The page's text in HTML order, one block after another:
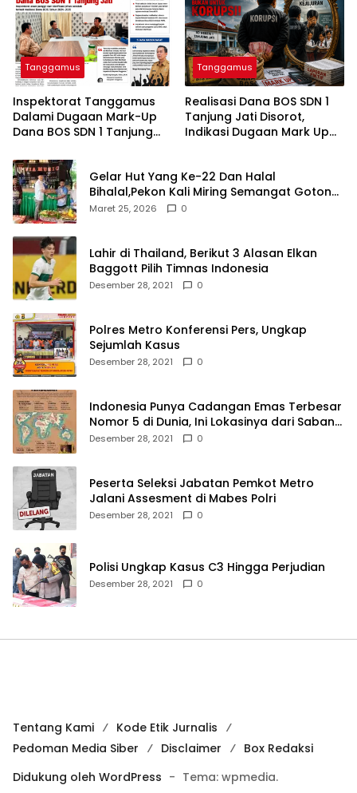
Tanggamus
Inspektorat Tanggamus
Dalami Dugaan Mark-Up
Dana BOS SDN 1 Tanjung
Tanggamus
Realisasi Dana BOS SDN 1
Tanjung Jati Disorot,
Indikasi Dugaan Mark Up
Gelar Hut Yang Ke-22 Dan Halal
Bihalal,Pekon Kali Miring Semangat Gotong
Royong
Maret 25, 2026 0
Lahir di Thailand, Berikut 3 Alasan Elkan
Baggott Pilih Timnas Indonesia
Desember 28, 2021 0
Polres Metro Konferensi Pers, Ungkap
Sejumlah Kasus
Desember 28, 2021 0
Indonesia Punya Cadangan Emas Terbesar
Nomor 5 di Dunia, Ini Lokasinya dari Sabang
hingga Merauke
Desember 28, 2021 0
Peserta Seleksi Jabatan Pemkot Metro
Jalani Assesment di Mabes Polri
Desember 28, 2021 0
Polisi Ungkap Kasus C3 Hingga Perjudian
Desember 28, 2021 0
Tentang Kami
Kode Etik Jurnalis
Pedoman Media Siber
Disclaimer
Box Redaksi
Didukung oleh WordPress - Tema: wpmedia.